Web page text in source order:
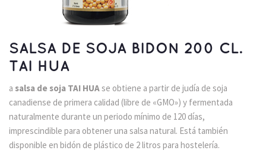
SALSA DE SOJA BIDON 200 CL.
TAI HUA
a salsa de soja TAI HUAse obtiene a partir de judía de soja
canadiense de primera calidad (libre de «GMO») y fermentada
naturalmente durante un periodo mínimo de 120 días,
imprescindible para obtener una salsa natural. Está también
disponible en bidón de plástico de 2 litros para hostelería.